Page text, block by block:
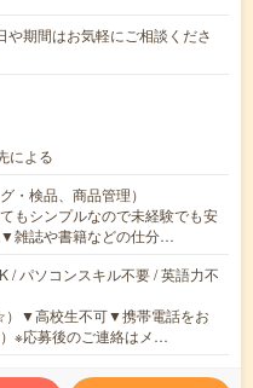
期間はお気軽にご相談くださ
による
・検品、商品管理）
もシンプルなので未経験でも安
雑誌や書籍などの仕分…
/ パソコンスキル不要 / 英語力不
▼高校生不可▼携帯電話をお
※応募後のご連絡はメ…